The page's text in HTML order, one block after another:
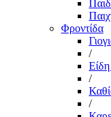
Φροντίδα
/
/
/